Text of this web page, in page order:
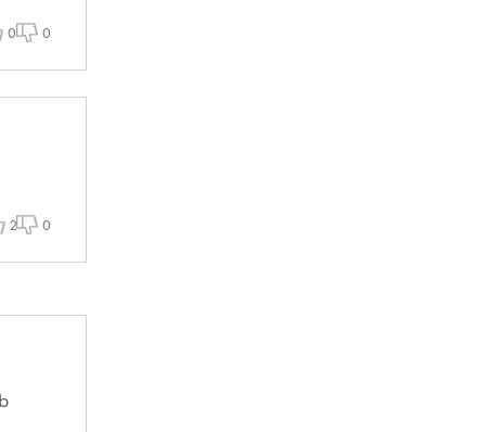
0 0
2 0